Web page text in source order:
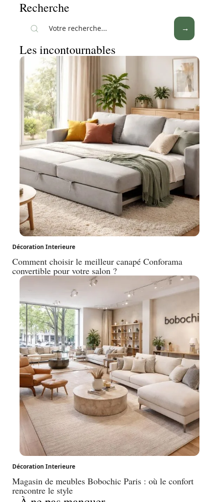
Recherche
Les incontournables
Décoration Interieure
Comment choisir le meilleur canapé Conforama
convertible pour votre salon ?
Décoration Interieure
Magasin de meubles Bobochic Paris : où le confort
rencontre le style